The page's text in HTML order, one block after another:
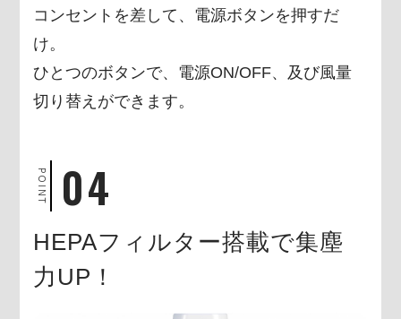
コンセントを差して、電源ボタンを押すだ
け。
ひとつのボタンで、電源ON/OFF、及び風量
切り替えができます。
POINT 04
HEPAフィルター搭載で集塵
力UP！